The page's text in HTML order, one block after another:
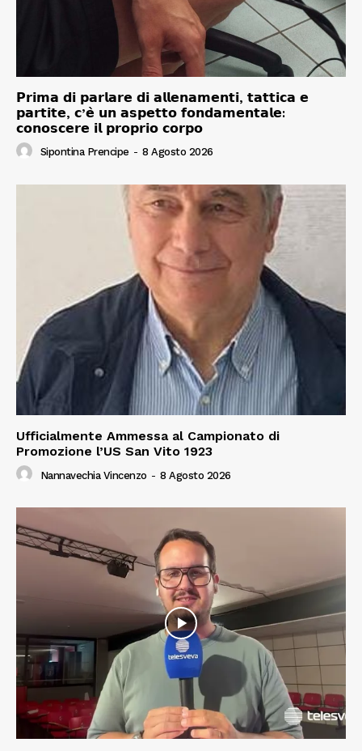
𝗣𝗿𝗶𝗺𝗮 𝗱𝗶 𝗽𝗮𝗿𝗹𝗮𝗿𝗲 𝗱𝗶 𝗮𝗹𝗹𝗲𝗻𝗮𝗺𝗲𝗻𝘁𝗶, 𝘁𝗮𝘁𝘁𝗶𝗰𝗮 𝗲
𝗽𝗮𝗿𝘁𝗶𝘁𝗲, 𝗰’𝗲̀ 𝘂𝗻 𝗮𝘀𝗽𝗲𝘁𝘁𝗼 𝗳𝗼𝗻𝗱𝗮𝗺𝗲𝗻𝘁𝗮𝗹𝗲:
𝗰𝗼𝗻𝗼𝘀𝗰𝗲𝗿𝗲 𝗶𝗹 𝗽𝗿𝗼𝗽𝗿𝗶𝗼 𝗰𝗼𝗿𝗽𝗼
Sipontina Prencipe - 8 Agosto 2026
Ufficialmente Ammessa al Campionato di
Promozione l’US San Vito 1923
Nannavechia Vincenzo - 8 Agosto 2026